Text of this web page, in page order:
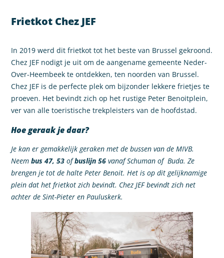
Frietkot Chez JEF
In 2019 werd dit frietkot tot het beste van Brussel gekroond.
Chez JEF nodigt je uit om de aangename gemeente Neder-
Over-Heembeek te ontdekken, ten noorden van Brussel.
Chez JEF is de perfecte plek om bijzonder lekkere frietjes te
proeven. Het bevindt zich op het rustige Peter Benoitplein,
ver van alle toeristische trekpleisters van de hoofdstad.
Hoe geraak je daar?
Je kan er gemakkelijk geraken met de bussen van de MIVB.
Neembus 47, 53 ofbuslijn 56 vanaf Schuman of Buda. Ze
brengen je tot de halte Peter Benoit. Het is op dit gelijknamige
plein dat het frietkot zich bevindt. Chez JEF bevindt zich net
achter de Sint-Pieter en Pauluskerk.